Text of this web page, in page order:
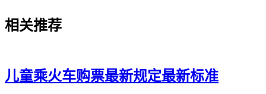
相关推荐
儿童乘火车购票最新规定最新标准